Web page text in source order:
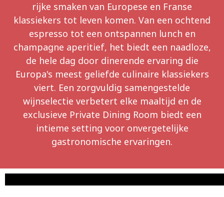
rijke smaken van Europese en Franse
klassiekers tot leven komen. Van een ochtend
espresso tot een ontspannen lunch en
champagne aperitief, het biedt een naadloze,
de hele dag door dinerende ervaring die
Europa's meest geliefde culinaire klassiekers
viert. Een zorgvuldig samengestelde
wijnselectie verbetert elke maaltijd en de
exclusieve Private Dining Room biedt een
intieme setting voor onvergetelijke
gastronomische ervaringen.